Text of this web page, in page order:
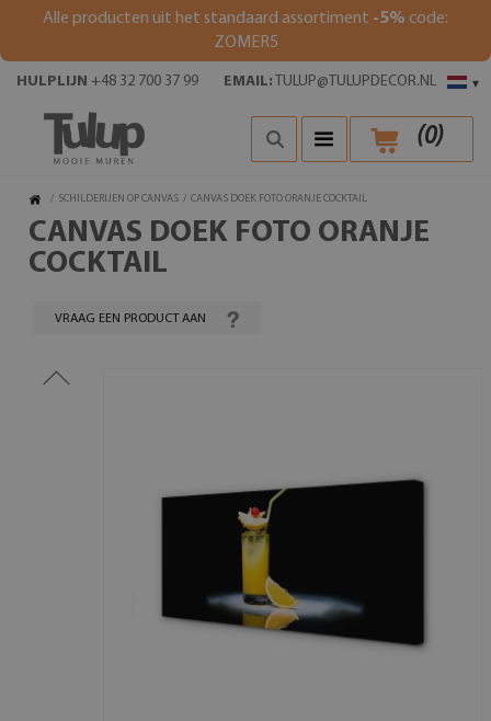
Alle producten uit het standaard assortiment -5% code:
ZOMER5
▾
HULPLIJN +48 32 700 37 99 EMAIL: TULUP@TULUPDECOR.NL
(0)
/ SCHILDERIJEN OP CANVAS / CANVAS DOEK FOTO ORANJE COCKTAIL
CANVAS DOEK FOTO ORANJE
COCKTAIL
VRAAG EEN PRODUCT AAN